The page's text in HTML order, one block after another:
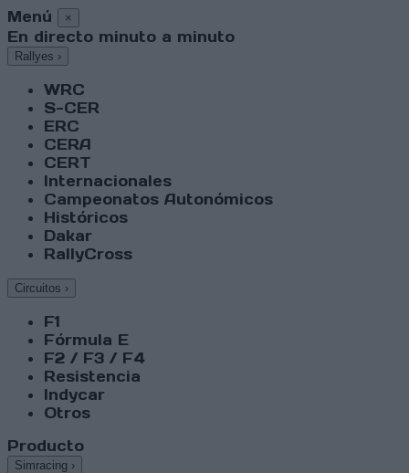
Menú ×
En directo minuto a minuto
Rallyes ›
WRC
S-CER
ERC
CERA
CERT
Internacionales
Campeonatos Autonómicos
Históricos
Dakar
RallyCross
Circuitos ›
F1
Fórmula E
F2 / F3 / F4
Resistencia
Indycar
Otros
Producto
Simracing ›